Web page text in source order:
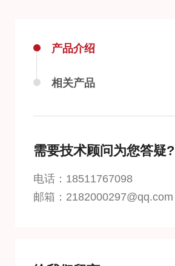
产品介绍
相关产品
需要技术顾问为您答疑?
电话：18511767098
邮箱：2182000297@qq.com